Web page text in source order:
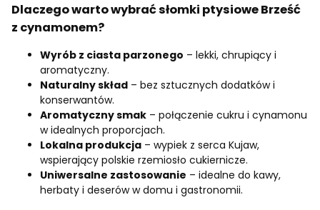
Dlaczego warto wybrać słomki ptysiowe Brześć
z cynamonem?
Wyrób z ciasta parzonego – lekki, chrupiący i
aromatyczny.
Naturalny skład – bez sztucznych dodatków i
konserwantów.
Aromatyczny smak – połączenie cukru i cynamonu
w idealnych proporcjach.
Lokalna produkcja – wypiek z serca Kujaw,
wspierający polskie rzemiosło cukiernicze.
Uniwersalne zastosowanie – idealne do kawy,
herbaty i deserów w domu i gastronomii.